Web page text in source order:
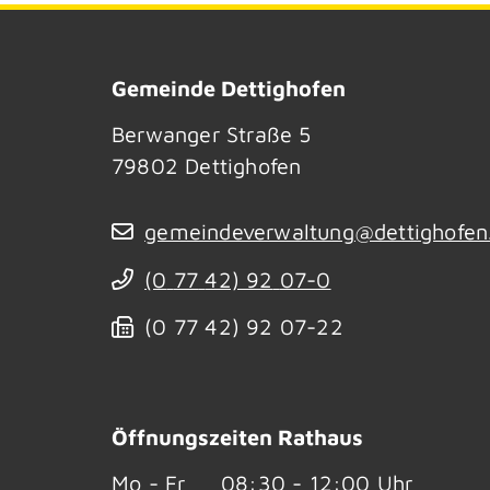
Gemeinde Dettighofen
Berwanger Straße 5
79802 Dettighofen
(0 77 42) 92 07-0
(0 77 42) 92 07-22
Öffnungszeiten Rathaus
Mo - Fr
08:30 - 12:00 Uhr